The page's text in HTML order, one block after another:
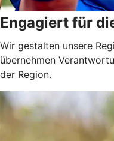
Engagiert für
Wir gestalten unsere
übernehmen
der Region.